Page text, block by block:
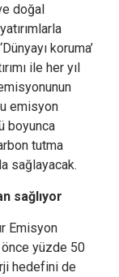
doğal
‘Dünyayı koruma’
ile her yıl
emisyon
boyunca
tutma
sağlayacak.
sağlıyor
Emisyon
yüzde 50
hedefini de